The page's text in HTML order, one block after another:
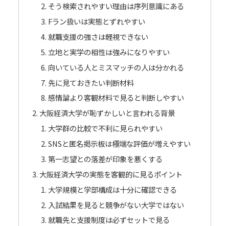
そう検索されやすい理由は序列意識にある
Fラン扱いは実態とずれやすい
就職支援の強さは軽視できない
立地と実学の相性は強みになりやすい
向いている人とミスマッチの人は分かれる
先に見ておきたい判断材料
感情論より客観材料で見ると判断しやすい
大阪経済大学が恥ずかしいと言われる背景
大学群の比較で不利に見られやすい
SNSと匿名掲示板は極端な評価が増えやすい
第一志望との落差が印象を悪くする
大阪経済大学の実態を客観的に見るポイント
大学規模と学部構成は十分に確認できる
入試結果を見ると競争がない大学ではない
就職先と支援制度は必ずセットで見る